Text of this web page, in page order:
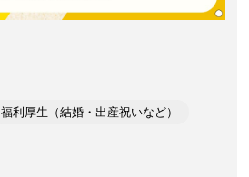
福利厚生（結婚・出産祝いなど）